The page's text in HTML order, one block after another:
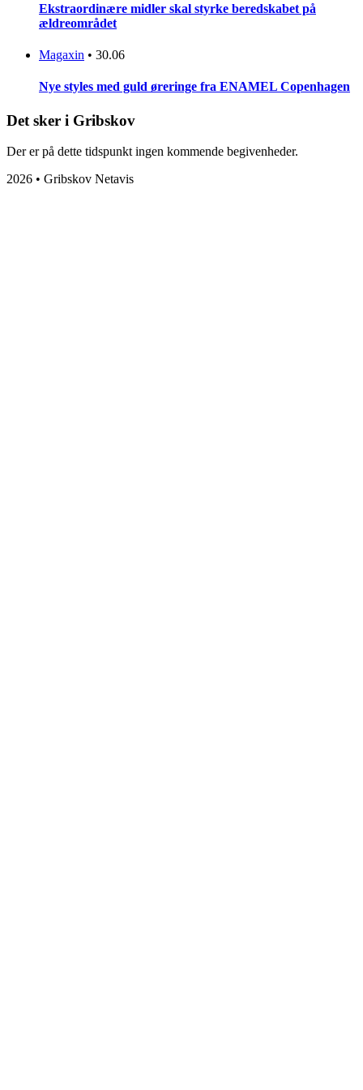
Ekstraordinære midler skal styrke beredskabet på
ældreområdet
Magaxin • 30.06
Nye styles med guld øreringe fra ENAMEL Copenhagen
Det sker i Gribskov
Der er på dette tidspunkt ingen kommende begivenheder.
2026 • Gribskov Netavis